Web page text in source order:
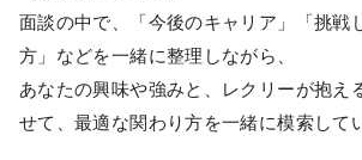
面談の中で、「今後のキャリア」「挑戦
方」などを一緒に整理しながら、
あなたの興味や強みと、レクリーが抱え
せて、最適な関わり方を一緒に模索して